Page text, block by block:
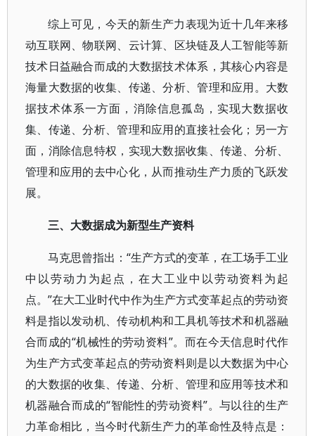
综上可见，今天的新生产力表现为近十几年来移
动互联网、物联网、云计算、区块链及人工智能等新
技术日益融合而成的大数据技术体系，其核心内容是
海量大数据的收集、传递、分析、管理和应用。大数
据技术体系一方面，消除信息孤岛，实现大数据收
集、传递、分析、管理和应用的直接社会化；另一方
面，消除信息特权，实现大数据收集、传递、分析、
管理和应用的去中心化，从而推动生产力质的飞跃发
展。
三、大数据成为新型生产资料
马克思曾指出：“生产方式的变革，在工场手工业
中以劳动力为起点，在大工业中以劳动资料为起
点。”在大工业时代中作为生产方式变革起点的劳动资
料是指以发动机、传动机构和工具机等技术和机器融
合而成的“机械性的劳动资料”。而在今天信息时代作
为生产方式变革起点的劳动资料则是以大数据为中心
的大数据的收集、传递、分析、管理和应用等技术和
机器融合而成的“智能性的劳动资料”。与以往的生产
力革命相比，当今时代新生产力的革命性及特点是：